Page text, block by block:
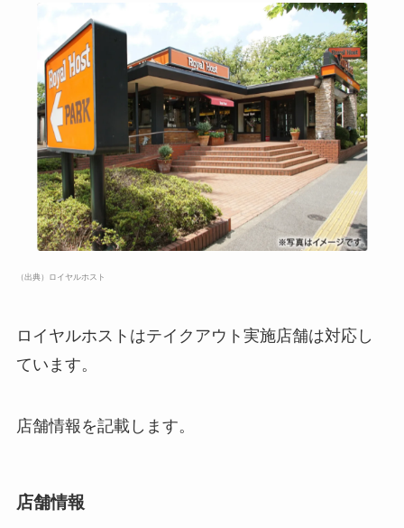
（出典）ロイヤルホスト
ロイヤルホストはテイクアウト実施店舗は対応し
ています。
店舗情報を記載します。
店舗情報